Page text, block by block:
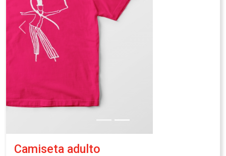
Consulta las medidas por talla aquí
Precio de venta: 12,00€
Coste de producción 5,00€
Contribución al reto del equipo: 7,00€